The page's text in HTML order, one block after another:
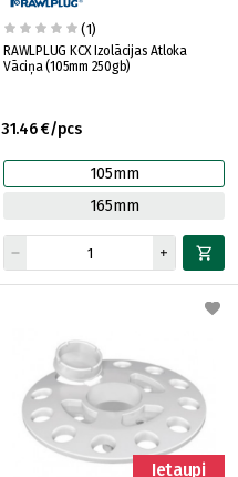
(1)
RAWLPLUG KCX Izolācijas Atloka
Vāciņa (105mm 250gb)
31.46 €/pcs
105mm
165mm
Ietaupi